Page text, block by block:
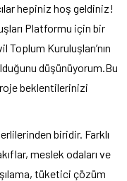
hepiniz hoş geldiniz!
Platformu için bir
Kuruluşları’nın
düşünüyorum.Bu
beklentilerinizi
biridir. Farklı
meslek odaları ve
tüketici çözüm